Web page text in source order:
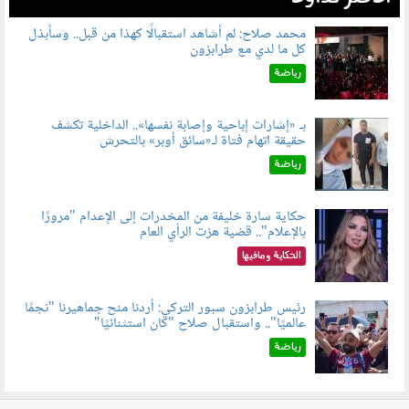
060802.jpg
محمد صلاح: لم أشاهد استقبالًا كهذا من قبل.. وسأبذل
كل ما لدي مع طرابزون
رياضة
060804.jpg
بـ «إشارات إباحية وإصابة نفسها».. الداخلية تكشف
حقيقة اتهام فتاة لـ«سائق أوبر» بالتحرش
رياضة
060801.jpeg
حكاية سارة خليفة من المخدرات إلى الإعدام "مرورًا
بالإعلام".. قضية هزت الرأي العام
الحكاية ومافيها
060803.jpg
رئيس طرابزون سبور التركي: أردنا منح جماهيرنا "نجمًا
عالميًا".. واستقبال صلاح "كان استثنائيًا"
رياضة